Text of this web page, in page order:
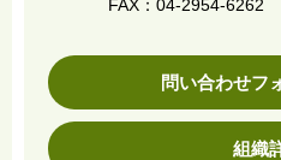
FAX：04-2954-6262
問い合わせフ
組織